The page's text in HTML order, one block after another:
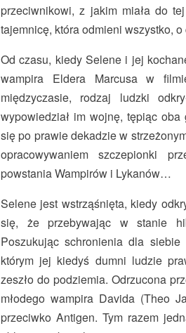
przeciwnikowi, z jakim miała do
tajemnicę, która odmieni wszystko,
Od czasu, kiedy Selene i jej
wampira Eldera Marcusa w
międzyczasie, rodzaj ludzki
wypowiedział im wojnę, tępiąc
się po prawie dekadzie w
opracowywaniem szczepionki
powstania Wampirów i Lykanów…
Selene jest wstrząśnięta, kiedy
się, że przebywając w stanie
Poszukując schronienia dla
którym jej kiedyś dumni ludzie
zeszło do podziemia. Odrzucona
młodego wampira Davida (Theo
przeciwko Antigen. Tym razem